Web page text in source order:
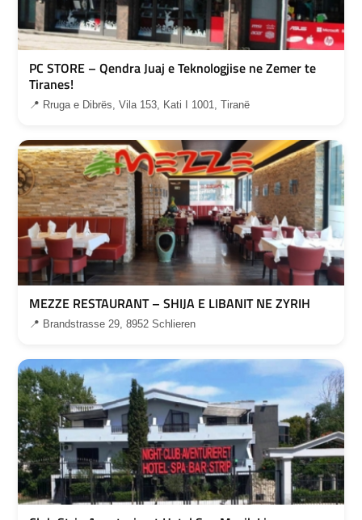
PC STORE – Qendra Juaj e Teknologjise ne Zemer te
Tiranes!
📍 Rruga e Dibrës, Vila 153, Kati I 1001, Tiranë
MEZZE RESTAURANT – SHIJA E LIBANIT NE ZYRIH
📍 Brandstrasse 29, 8952 Schlieren